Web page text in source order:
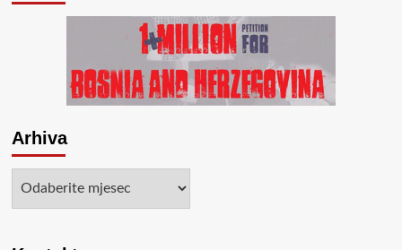
u
BiH”
Arhiva